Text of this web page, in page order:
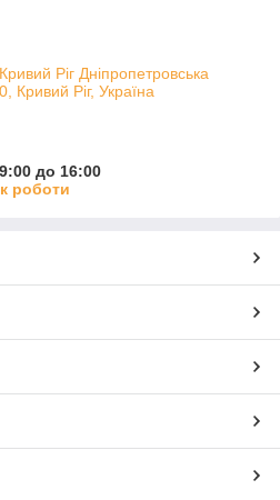
Ріг Дніпропетровська
Кривий Ріг, Україна
до 16:00
роботи